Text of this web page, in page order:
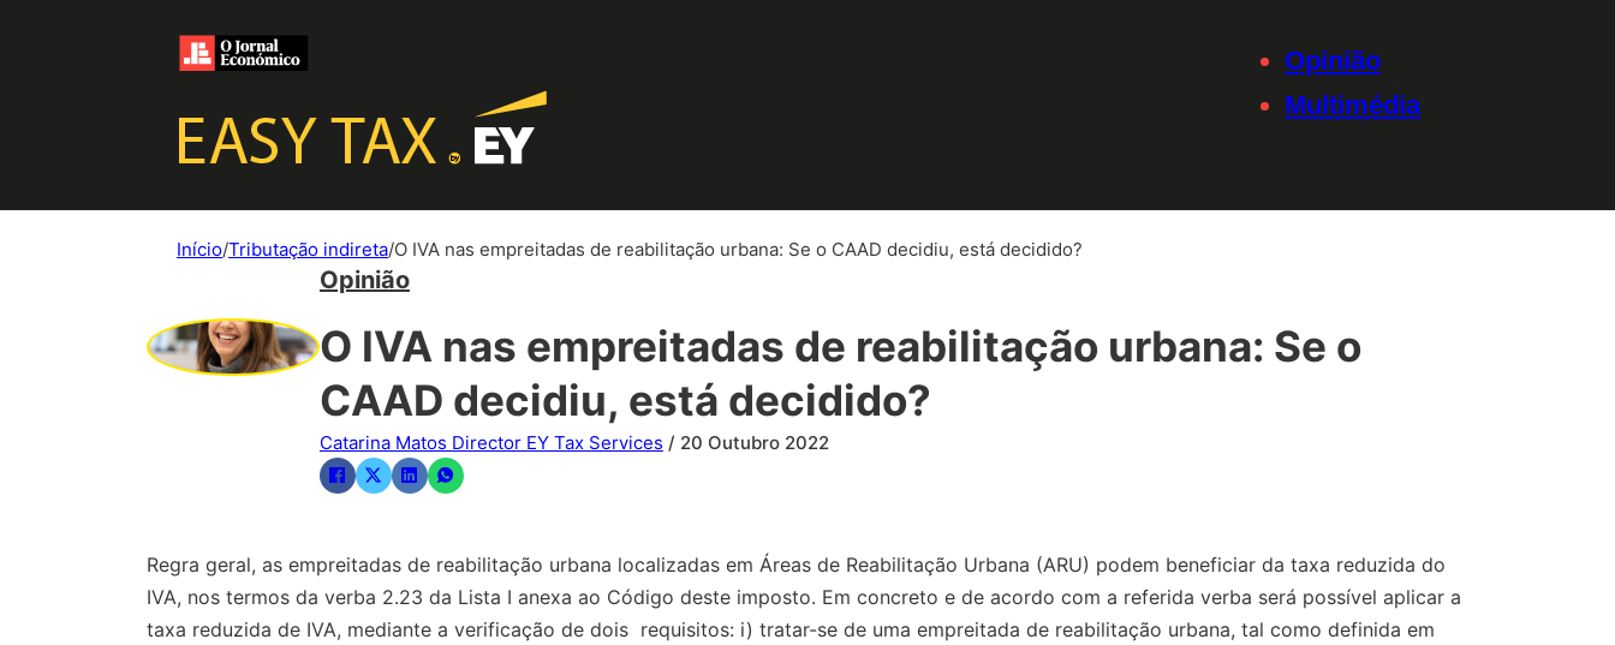
Opinião
Multimédia
Início/Tributação indireta/O IVA nas empreitadas de reabilitação urbana: Se o CAAD decidiu, está decidido?
Opinião
O IVA nas empreitadas de reabilitação urbana: Se o
CAAD decidiu, está decidido?
Catarina Matos Director EY Tax Services / 20 Outubro 2022
Regra geral, as empreitadas de reabilitação urbana localizadas em Áreas de Reabilitação Urbana (ARU) podem beneficiar da taxa reduzida do
IVA, nos termos da verba 2.23 da Lista I anexa ao Código deste imposto. Em concreto e de acordo com a referida verba será possível aplicar a
taxa reduzida de IVA, mediante a verificação de dois requisitos: i) tratar-se de uma empreitada de reabilitação urbana, tal como definida em